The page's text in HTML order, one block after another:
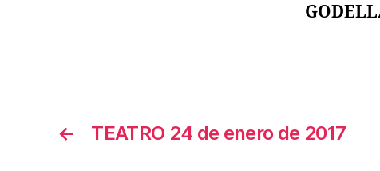
← TEATRO 24 de enero de 2017